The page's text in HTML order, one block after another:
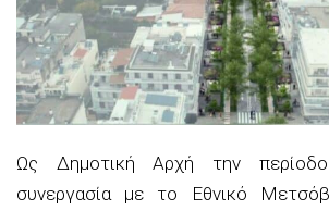
Ως Δημοτική Αρχή την
συνεργασία με το Εθνικό